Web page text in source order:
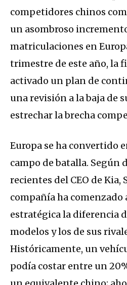
competidores chinos
un asombroso
matriculaciones en
trimestre de este año, la
activado un plan de
una revisión a la baja de
estrechar la brecha
Europa se ha convertido
campo de batalla. Según
recientes del CEO de Kia,
compañía ha comenzado
estratégica la diferencia
modelos y los de sus
Históricamente, un
podía costar entre un